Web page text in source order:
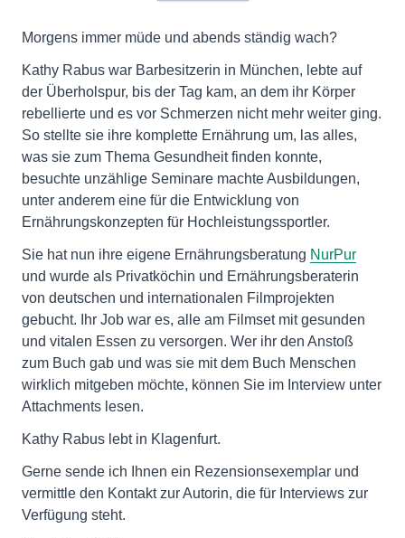
Morgens immer müde und abends ständig wach?
Kathy Rabus war Barbesitzerin in München, lebte auf
der Überholspur, bis der Tag kam, an dem ihr Körper
rebellierte und es vor Schmerzen nicht mehr weiter ging.
So stellte sie ihre komplette Ernährung um, las alles,
was sie zum Thema Gesundheit finden konnte,
besuchte unzählige Seminare machte Ausbildungen,
unter anderem eine für die Entwicklung von
Ernährungskonzepten für Hochleistungssportler.
Sie hat nun ihre eigene Ernährungsberatung NurPur
und wurde als Privatköchin und Ernährungsberaterin
von deutschen und internationalen Filmprojekten
gebucht. Ihr Job war es, alle am Filmset mit gesunden
und vitalen Essen zu versorgen. Wer ihr den Anstoß
zum Buch gab und was sie mit dem Buch Menschen
wirklich mitgeben möchte, können Sie im Interview unter
Attachments lesen.
Kathy Rabus lebt in Klagenfurt.
Gerne sende ich Ihnen ein Rezensionsexemplar und
vermittle den Kontakt zur Autorin, die für Interviews zur
Verfügung steht.